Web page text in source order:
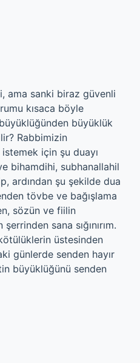
ama sanki biraz güvenli
kısaca böyle
büyüklük
Rabbimizin
için şu duayı
bihamdihi, subhanallahil
ardından şu şekilde dua
tövbe ve bağışlama
sözün ve fiilin
sana sığınırım.
üstesinden
günlerde senden hayır
büyüklüğünü senden